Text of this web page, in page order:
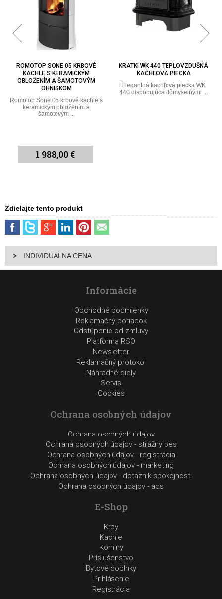
KRATKI WK 440 TEPLOVZDUŠNÁ
KACHĽOVÁ PIECKA
Elegantná kachľová piecka WK
440 disponujúca dômyselnými ...
KRATKI NADIA 8 MILANO
TEPLOVZDUŠNÁ KACHĽOVÁ PEC
Elegantná kachľová pec NADIA 8
MILANO disponujúca
Zdielajte tento produkt
INDIVIDUÁLNA CENA
Informácie
Obchodné podmienky
Reklamačný poriadok
Odstúpenie od zmluvy
Platforma RSO
Newsletter
Reklamačný protokol
Náhradné diely
Servis
Cookies
Ochrana osobných údajov
Ochrana osobných údajov
Ochrana osobných údajov - strážny pes
Ochrana osobných údajov - registrácia
Ochrana osobných údajov - marketing
Ochrana osobných údajov - dotaznik spokojnosti
Ochrana osobných údajov - ads
E-Shop
Krby
Kachle
Komíny
Príslušenstvo
Bytové doplnky
Prihlásenie
Registrácia